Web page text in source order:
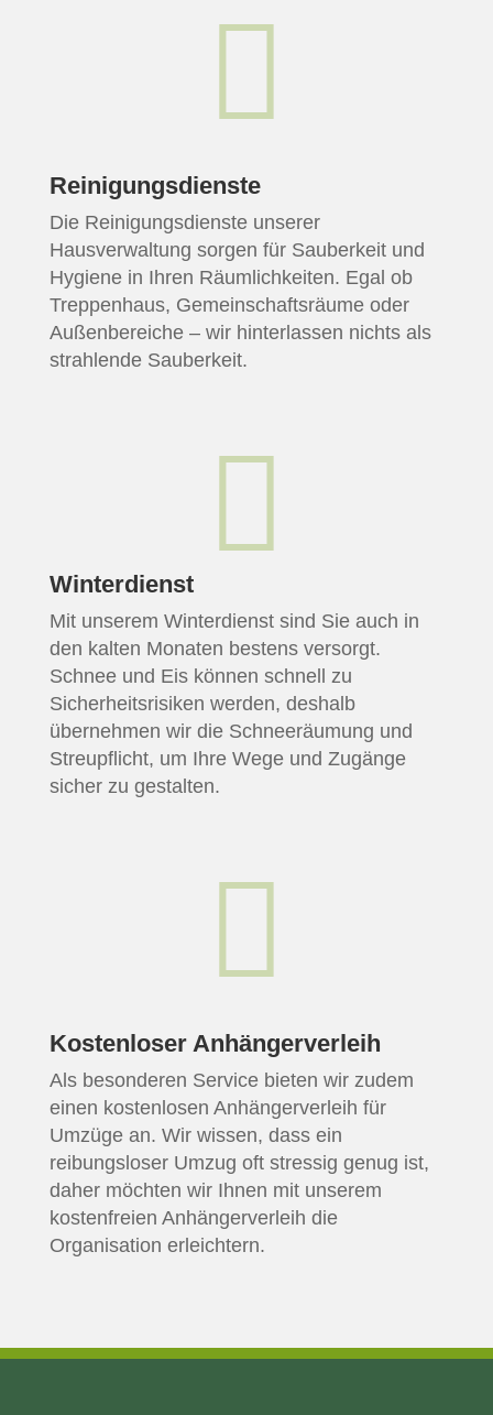
Reinigungsdienste
Die Reinigungsdienste unserer
Hausverwaltung sorgen für Sauberkeit und
Hygiene in Ihren Räumlichkeiten. Egal ob
Treppenhaus, Gemeinschaftsräume oder
Außenbereiche – wir hinterlassen nichts als
strahlende Sauberkeit.

Winterdienst
Mit unserem Winterdienst sind Sie auch in
den kalten Monaten bestens versorgt.
Schnee und Eis können schnell zu
Sicherheitsrisiken werden, deshalb
übernehmen wir die Schneeräumung und
Streupflicht, um Ihre Wege und Zugänge
sicher zu gestalten.

Kostenloser Anhängerverleih
Als besonderen Service bieten wir zudem
einen kostenlosen Anhängerverleih für
Umzüge an. Wir wissen, dass ein
reibungsloser Umzug oft stressig genug ist,
daher möchten wir Ihnen mit unserem
kostenfreien Anhängerverleih die
Organisation erleichtern.
